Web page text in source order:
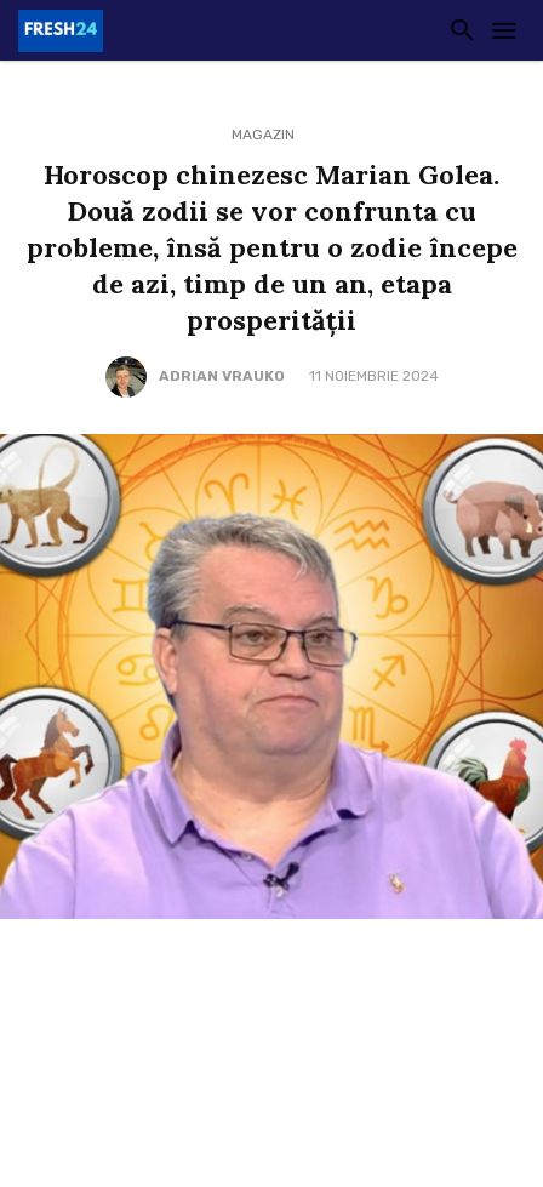
MAGAZIN
Horoscop chinezesc Marian Golea.
Două zodii se vor confrunta cu
probleme, însă pentru o zodie începe
de azi, timp de un an, etapa
prosperității
ADRIAN VRAUKO 11 NOIEMBRIE 2024